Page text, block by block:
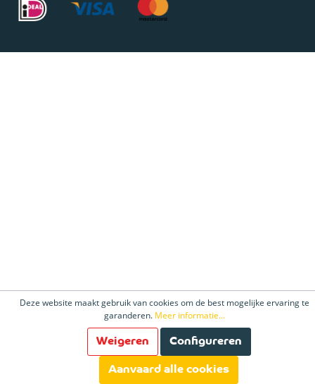
Deze website maakt gebruik van cookies om de best mogelijke ervaring te
garanderen. Meer informatie...
Weigeren Configureren
Aanvaard alle cookies